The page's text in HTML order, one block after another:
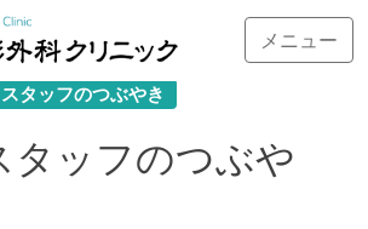
メニュー
スタッフのつぶやき
タッフのつぶや